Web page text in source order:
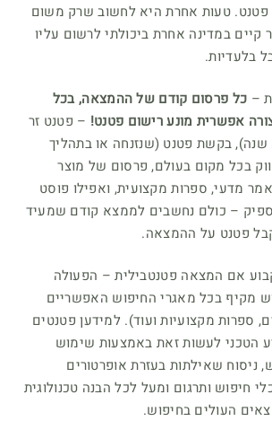
פטנט. טעות אחרת היא לחשוב שרק משום
קיים במדינה אחרת ביכולתי לרשום עליו
בלעדיות.
– כל פרסום קודם של ההמצאה, בכל
אפשרית מונע רישום פטנט! – פטנט זר
בקשת פטנט (שנזנחה או בתהליך
בכל מקום בעולם, פרסום של מוצר
מדעי, ספרות מקצועית, ואפילו פוסט
– כולם נחשבים לממצא קודם שמעיד
פטנט על ההמצאה.
אם המצאה פטנטבילית – הפעולה
מקיף בכל מאגרי החיפוש האפשריים
ספרות מקצועיות ועוד). למידען פטנטים
הטכני לעשות זאת באמצעות שימוש
ניסוח שאילתות בעזרת אופרטורים
חיפוש ותרגום ומעל לכל הבנה טכנולוגית
העולים בחיפוש.